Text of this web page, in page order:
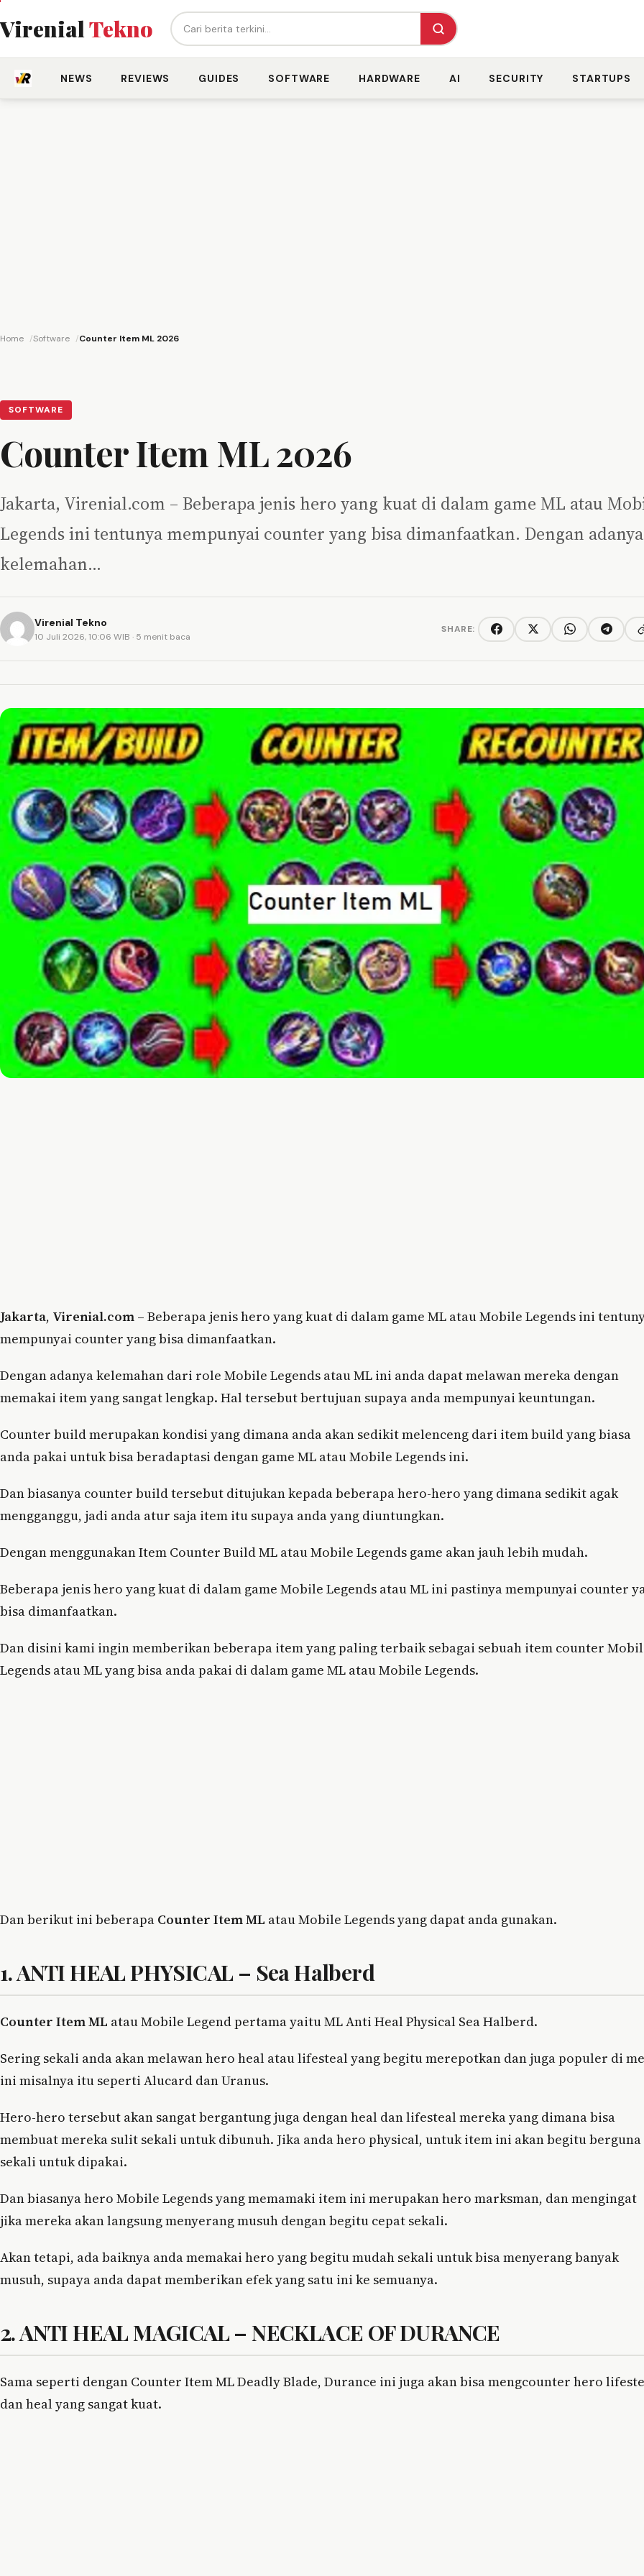
VirenialTekno Cari berita...
NEWS REVIEWS GUIDES SOFTWARE HARDWARE AI SECURITY STARTUPS
Home Software Counter Item ML 2026
SOFTWARE
Counter Item ML 2026
Jakarta, Virenial.com – Beberapa jenis hero yang kuat di dalam game ML atau
Legends ini tentunya mempunyai counter yang bisa dimanfaatkan. Dengan adanya
kelemahan…
Virenial Tekno
10 Juli 2026, 10:06 WIB · 5 menit baca
SHARE: FacebookTwitter/XWhatsAppTelegram
Jakarta, Virenial.com – Beberapa jenis hero yang kuat di dalam game ML atau Mobile Legends ini
mempunyai counter yang bisa dimanfaatkan.
Dengan adanya kelemahan dari role Mobile Legends atau ML ini anda dapat melawan mereka dengan
memakai item yang sangat lengkap. Hal tersebut bertujuan supaya anda mempunyai keuntungan.
Counter build merupakan kondisi yang dimana anda akan sedikit melenceng dari item build yang biasa
anda pakai untuk bisa beradaptasi dengan game ML atau Mobile Legends ini.
Dan biasanya counter build tersebut ditujukan kepada beberapa hero-hero yang dimana sedikit agak
mengganggu, jadi anda atur saja item itu supaya anda yang diuntungkan.
Dengan menggunakan Item Counter Build ML atau Mobile Legends game akan jauh lebih mudah.
Beberapa jenis hero yang kuat di dalam game Mobile Legends atau ML ini pastinya mempunyai counter
bisa dimanfaatkan.
Dan disini kami ingin memberikan beberapa item yang paling terbaik sebagai sebuah item counter
Legends atau ML yang bisa anda pakai di dalam game ML atau Mobile Legends.
Dan berikut ini beberapa Counter Item ML atau Mobile Legends yang dapat anda gunakan.
1. ANTI HEAL PHYSICAL – Sea Halberd
Counter Item ML atau Mobile Legend pertama yaitu ML Anti Heal Physical Sea Halberd.
Sering sekali anda akan melawan hero heal atau lifesteal yang begitu merepotkan dan juga populer di
ini misalnya itu seperti Alucard dan Uranus.
Hero-hero tersebut akan sangat bergantung juga dengan heal dan lifesteal mereka yang dimana bisa
membuat mereka sulit sekali untuk dibunuh. Jika anda hero physical, untuk item ini akan begitu berguna
sekali untuk dipakai.
Dan biasanya hero Mobile Legends yang memamaki item ini merupakan hero marksman, dan mengingat
jika mereka akan langsung menyerang musuh dengan begitu cepat sekali.
Akan tetapi, ada baiknya anda memakai hero yang begitu mudah sekali untuk bisa menyerang banyak
musuh, supaya anda dapat memberikan efek yang satu ini ke semuanya.
2. ANTI HEAL MAGICAL – NECKLACE OF DURANCE
Sama seperti dengan Counter Item ML Deadly Blade, Durance ini juga akan bisa mengcounter hero
dan heal yang sangat kuat.